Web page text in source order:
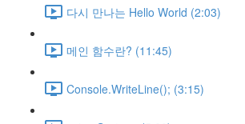
다시 만나는 Hello World (2:03)
메인 함수란? (11:45)
Console.WriteLine(); (3:15)